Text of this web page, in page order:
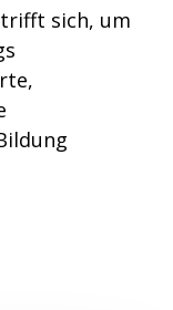
trifft sich, um